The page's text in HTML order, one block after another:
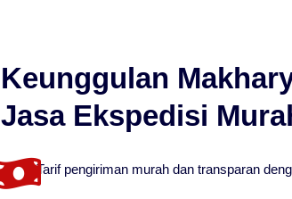
Keunggulan
Jasa Ekspedisi
Tarif pengiriman murah dan transparan